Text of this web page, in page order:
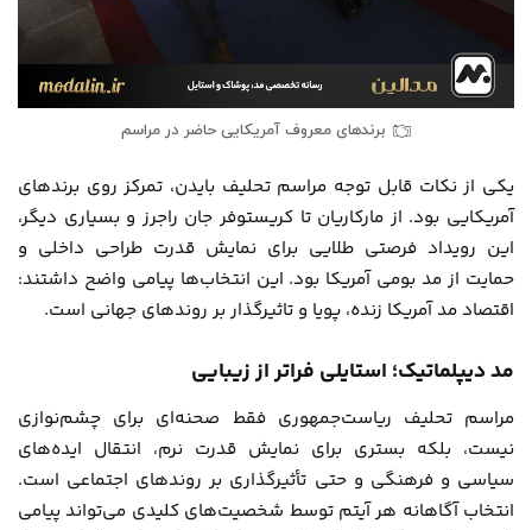
برندهای معروف آمریکایی حاضر در مراسم
یکی از نکات قابل توجه مراسم تحلیف بایدن، تمرکز روی برندهای
آمریکایی بود. از مارکاریان تا کریستوفر جان راجرز و بسیاری دیگر،
این رویداد فرصتی طلایی برای نمایش قدرت طراحی داخلی و
حمایت از مد بومی آمریکا بود. این انتخاب‌ها پیامی واضح داشتند:
اقتصاد مد آمریکا زنده، پویا و تاثیرگذار بر روندهای جهانی است.
مد دیپلماتیک؛ استایلی فراتر از زیبایی
مراسم تحلیف ریاست‌جمهوری فقط صحنه‌ای برای چشم‌نوازی
نیست، بلکه بستری برای نمایش قدرت نرم، انتقال ایده‌های
سیاسی و فرهنگی و حتی تأثیرگذاری بر روندهای اجتماعی است.
انتخاب آگاهانه هر آیتم توسط شخصیت‌های کلیدی می‌تواند پیامی